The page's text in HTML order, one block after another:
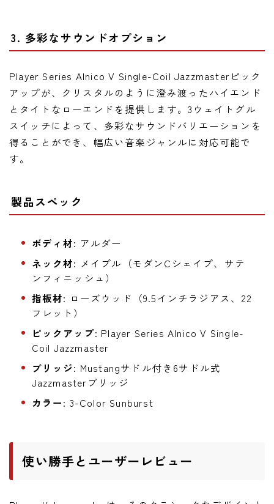
3. 多彩なサウンドオプション
Player Series Alnico V Single-Coil Jazzmasterピック
アップが、クリスタルのように澄み渡ったハイエンド
とタイトなローエンドを提供します。3ウェイトグル
スイッチによって、多彩なサウンドバリエーションを
得ることができ、幅広い音楽ジャンルに対応可能で
す。
製品スペック
ボディ材: アルダー
ネック材: メイプル（モダンCシェイプ、サテ
ンフィニッシュ）
指板材: ローズウッド（9.5インチラジアス、22
フレット）
ピックアップ: Player Series Alnico V Single-
Coil Jazzmaster
ブリッジ: Mustangサドル付き6サドル式
Jazzmasterブリッジ
カラー: 3-Color Sunburst
使い勝手とユーザーレビュー